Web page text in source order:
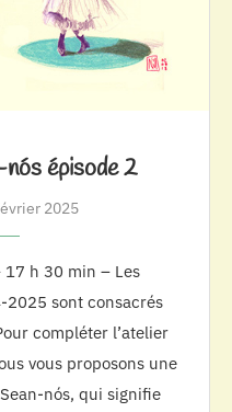
épisode 2
2025
h 30 min – Les
sont consacrés
compléter l’atelier
vous proposons une
nós, qui signifie